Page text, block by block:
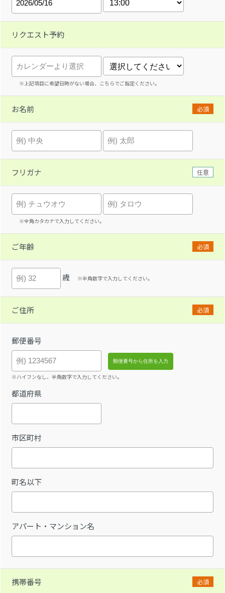
リクエスト予約
※上記項目に希望日時がない場合、こちらでご指定ください。
お名前 必須
フリガナ 任意
※全角カタカナで入力してください。
ご年齢 必須
歳 ※半角数字で入力してください。
ご住所 必須
郵便番号
※ハイフンなし、半角数字で入力してください。
都道府県
市区町村
町名以下
アパート・マンション名
携帯番号 必須